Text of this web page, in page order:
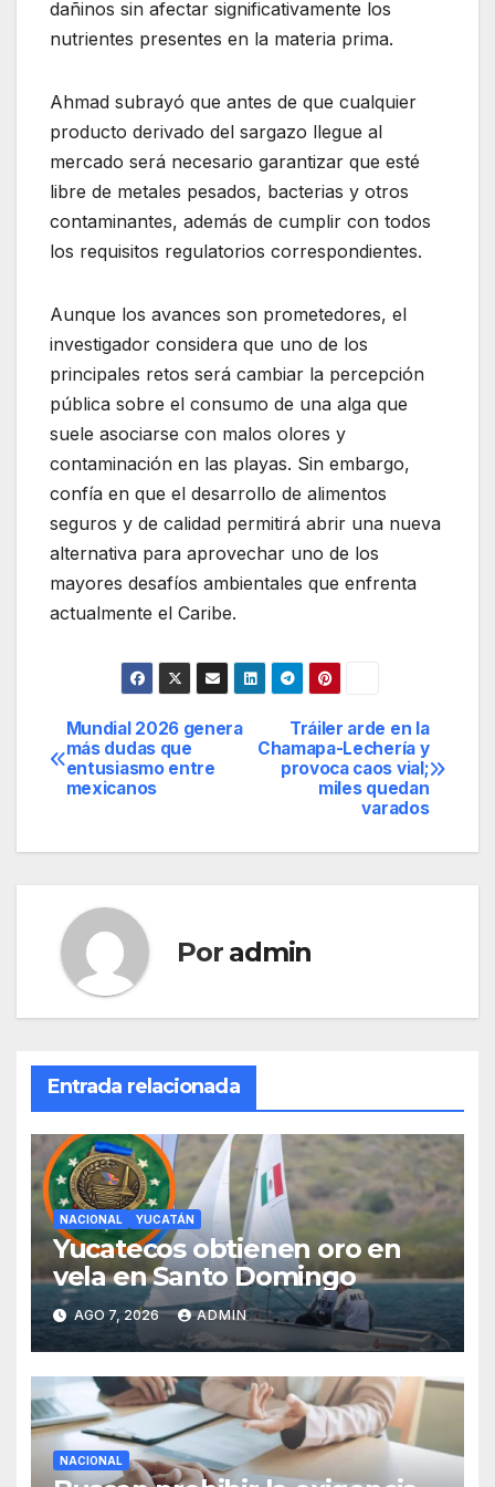
dañinos sin afectar significativamente los
nutrientes presentes en la materia prima.
Ahmad subrayó que antes de que cualquier
producto derivado del sargazo llegue al
mercado será necesario garantizar que esté
libre de metales pesados, bacterias y otros
contaminantes, además de cumplir con todos
los requisitos regulatorios correspondientes.
Aunque los avances son prometedores, el
investigador considera que uno de los
principales retos será cambiar la percepción
pública sobre el consumo de una alga que
suele asociarse con malos olores y
contaminación en las playas. Sin embargo,
confía en que el desarrollo de alimentos
seguros y de calidad permitirá abrir una nueva
alternativa para aprovechar uno de los
mayores desafíos ambientales que enfrenta
actualmente el Caribe.
Navegación
de
Tráiler arde en la
Chamapa-Lechería y
provoca caos vial;
miles quedan
varados
Mundial 2026 genera
más dudas que
entusiasmo entre
mexicanos
Por admin
Entrada relacionada
NACIONAL YUCATÁN
Yucatecos obtienen oro en
vela en Santo Domingo
AGO 7, 2026 ADMIN
NACIONAL